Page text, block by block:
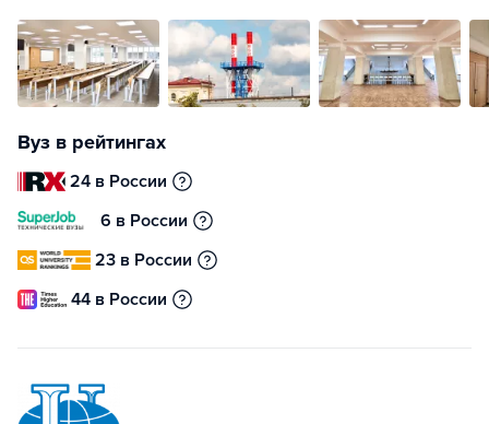
Вуз в рейтингах
24 в России
6 в России
23 в России
44 в России